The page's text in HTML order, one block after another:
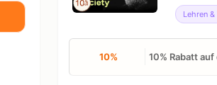
Lehren
10% 10% Rabatt